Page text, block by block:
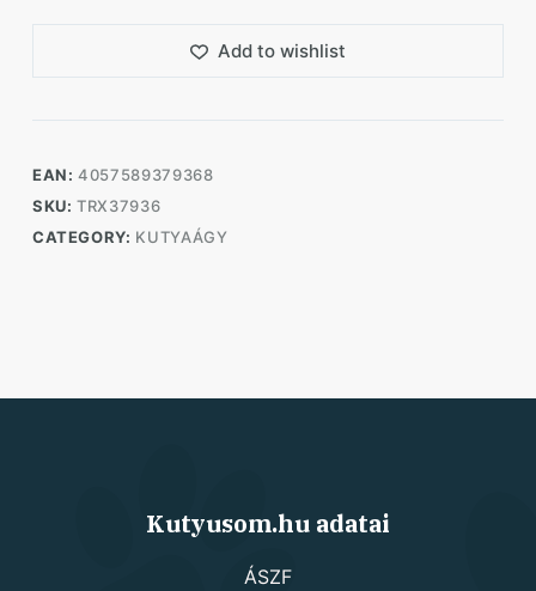
Add to wishlist
EAN:4057589379368
SKU:TRX37936
CATEGORY: KUTYAÁGY
Kutyusom.hu adatai
ÁSZF